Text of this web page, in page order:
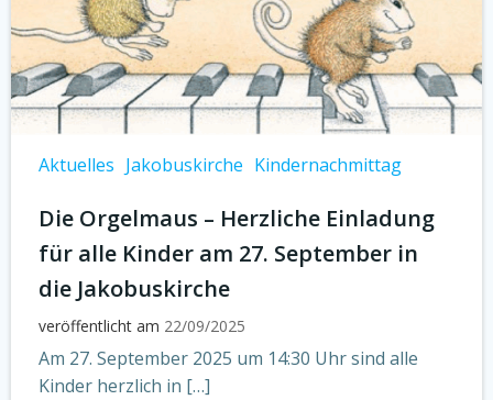
Aktuelles Jakobuskirche Kindernachmittag
Die Orgelmaus – Herzliche Einladung
für alle Kinder am 27. September in
die Jakobuskirche
veröffentlicht am 22/09/2025
Am 27. September 2025 um 14:30 Uhr sind alle
Kinder herzlich in […]